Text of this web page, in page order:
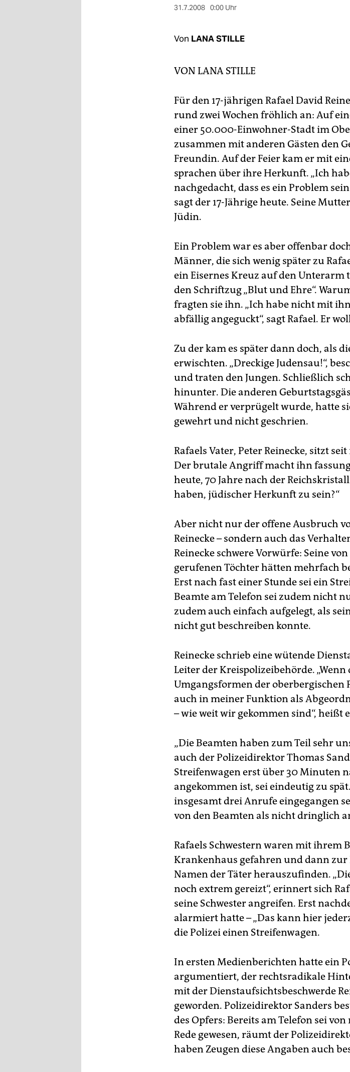
31.7.2008 0:00 Uhr
Von LANA STILLE
VON LANA STILLE
Für den 17-jährigen Rafael David
rund zwei Wochen fröhlich an: Auf
einer 50.000-Einwohner-Stadt im
zusammen mit anderen Gästen den
Freundin. Auf der Feier kam er mit
sprachen über ihre Herkunft. „Ich
nachgedacht, dass es ein Problem
sagt der 17-Jährige heute. Seine
Jüdin.
Ein Problem war es aber offenbar
Männer, die sich wenig später zu
ein Eisernes Kreuz auf den
den Schriftzug „Blut und Ehre“.
fragten sie ihn. „Ich habe nicht mit
abfällig angeguckt“, sagt Rafael. Er
Zu der kam es später dann doch, als
erwischten. „Dreckige Judensau!“,
und traten den Jungen. Schließlich
hinunter. Die anderen
Während er verprügelt wurde, hatte
gewehrt und nicht geschrien.
Rafaels Vater, Peter Reinecke, sitzt
Der brutale Angriff macht ihn
heute, 70 Jahre nach der
haben, jüdischer Herkunft zu sein?“
Aber nicht nur der offene Ausbruch
Reinecke – sondern auch das
Reinecke schwere Vorwürfe: Seine
gerufenen Töchter hätten mehrfach
Erst nach fast einer Stunde sei ein
Beamte am Telefon sei zudem nicht
zudem auch einfach aufgelegt, als
nicht gut beschreiben konnte.
Reinecke schrieb eine wütende
Leiter der Kreispolizeibehörde.
Umgangsformen der oberbergischen
auch in meiner Funktion als
– wie weit wir gekommen sind“, heißt
„Die Beamten haben zum Teil sehr
auch der Polizeidirektor Thomas
Streifenwagen erst über 30 Minuten
angekommen ist, sei eindeutig zu
insgesamt drei Anrufe eingegangen
von den Beamten als nicht dringlich
Rafaels Schwestern waren mit ihrem
Krankenhaus gefahren und dann
Namen der Täter herauszufinden.
noch extrem gereizt“, erinnert sich
seine Schwester angreifen. Erst
alarmiert hatte – „Das kann hier
die Polizei einen Streifenwagen.
In ersten Medienberichten hatte ein
argumentiert, der rechtsradikale
mit der Dienstaufsichtsbeschwerde
geworden. Polizeidirektor Sanders
des Opfers: Bereits am Telefon sei
Rede gewesen, räumt der
haben Zeugen diese Angaben auch